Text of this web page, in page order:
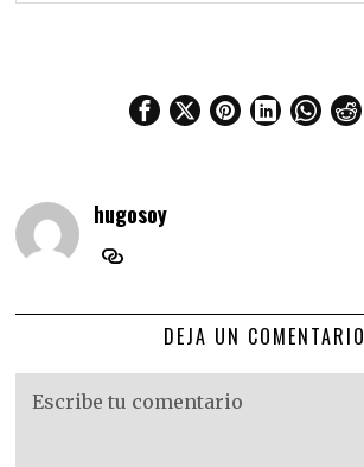
hugosoy
DEJA UN COMENTARIO